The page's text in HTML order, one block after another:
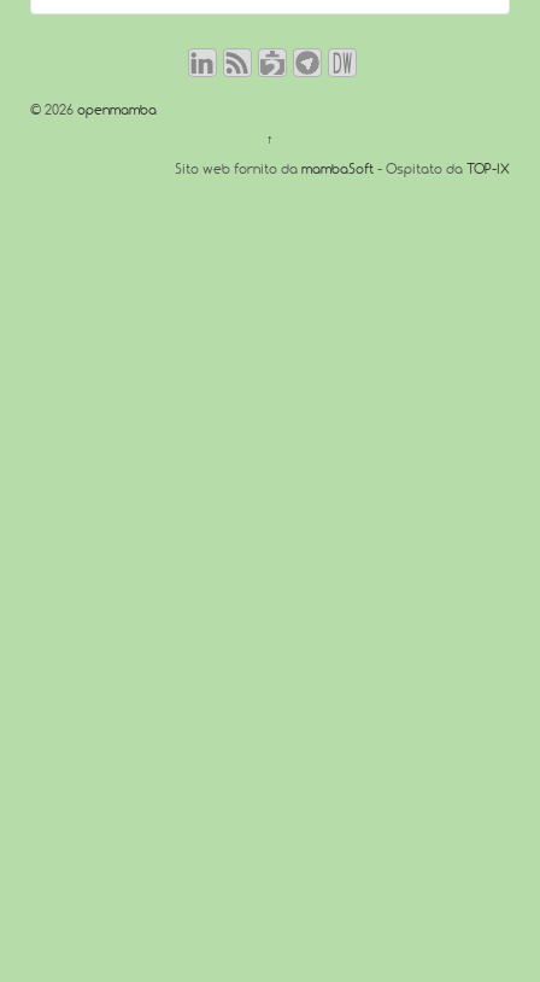
© 2026 openmamba
↑
Sito web fornito da mambaSoft - Ospitato da TOP-IX